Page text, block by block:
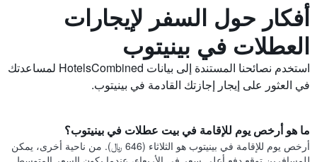
أفكار حول السفر لإيجارات
العطلات في بينيتوب
استخدم نصائحنا المستندة إلى بيانات HotelsCombined لمساعدتك
في العثور على إيجار إجازتك القادمة في بينيتوب.
ما هو أرخص يوم للإقامة في بيت عطلات في بينيتوب؟
أرخص يوم للإقامة في بينيتوب هو الثلاثاء (646 ﷼). من ناحية أخرى، يمكن